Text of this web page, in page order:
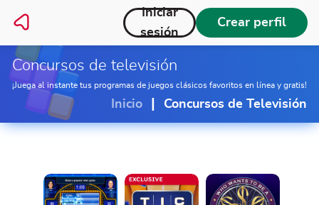
Iniciar
sesión
Crear perfil
Concursos de televisión
¡Juega al instante tus programas de juegos clásicos favoritos en línea y gratis!
Inicio Concursos de Televisión